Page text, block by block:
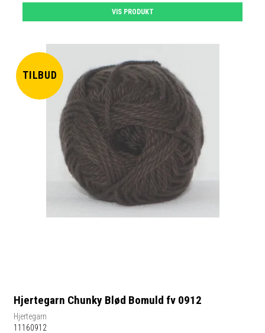
VIS PRODUKT
TILBUD
Hjertegarn Chunky Blød Bomuld fv 0912
Hjertegarn
11160912